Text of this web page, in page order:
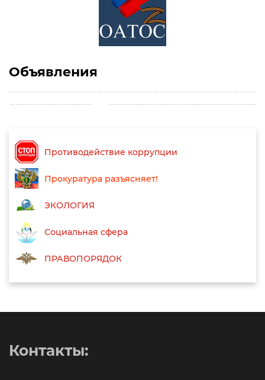
Объявления
Противодействие коррупции
Прокуратура разъясняет!
ЭКОЛОГИЯ
Социальная сфера
ПРАВОПОРЯДОК
Контакты: